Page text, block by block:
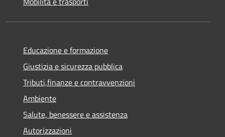
Educazione e formazione
Giustizia e sicurezza pubblica
Tributi,finanze e contravvenzioni
Ambiente
Salute, benessere e assistenza
Autorizzazioni